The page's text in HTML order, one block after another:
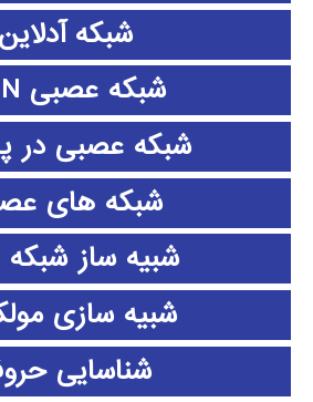
شبکه آدلاین
شبکه عصبی CNN
شبکه عصبی در
شبکه های
شبیه ساز شبکه NS2
شبیه سازی
شناسایی